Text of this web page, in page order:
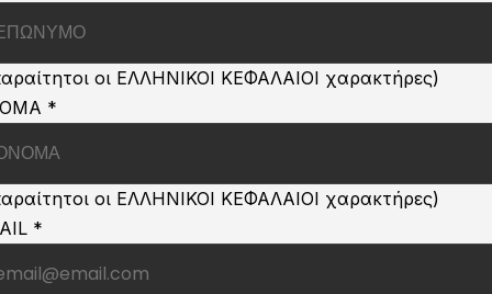
οι ΕΛΛΗΝΙΚΟΙ ΚΕΦΑΛΑΙΟΙ χαρακτήρες)
*
οι ΕΛΛΗΝΙΚΟΙ ΚΕΦΑΛΑΙΟΙ χαρακτήρες)
*